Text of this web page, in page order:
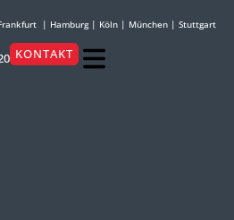
| Hamburg| Köln | München | Stuttgart
KONTAKT